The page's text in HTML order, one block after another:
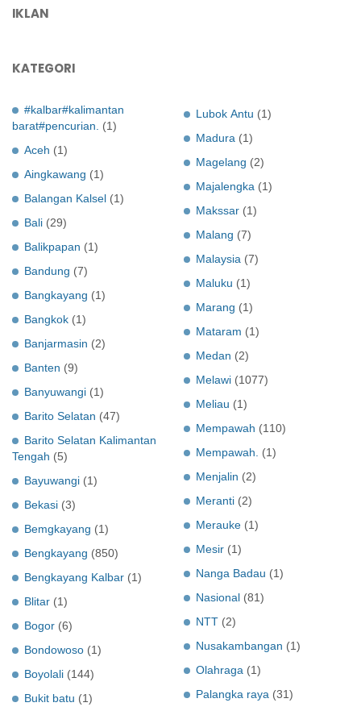
IKLAN
KATEGORI
#kalbar#kalimantan
barat#pencurian.
(1)
Aceh (1)
Aingkawang (1)
Balangan Kalsel (1)
Bali (29)
Balikpapan (1)
Bandung (7)
Bangkayang (1)
Bangkok (1)
Banjarmasin (2)
Banten (9)
Banyuwangi (1)
Barito Selatan (47)
Barito Selatan Kalimantan
Tengah (5)
Bayuwangi (1)
Bekasi (3)
Bemgkayang (1)
Bengkayang (850)
Bengkayang Kalbar (1)
Blitar (1)
Bogor (6)
Bondowoso (1)
Boyolali (144)
Bukit batu (1)
Lubok Antu (1)
Madura (1)
Magelang (2)
Majalengka (1)
Makssar (1)
Malang (7)
Malaysia (7)
Maluku (1)
Marang (1)
Mataram (1)
Medan (2)
Melawi (1077)
Meliau (1)
Mempawah (110)
Mempawah.
(1)
Menjalin (2)
Meranti (2)
Merauke (1)
Mesir (1)
Nanga Badau (1)
Nasional (81)
NTT (2)
Nusakambangan (1)
Olahraga (1)
Palangka raya (31)